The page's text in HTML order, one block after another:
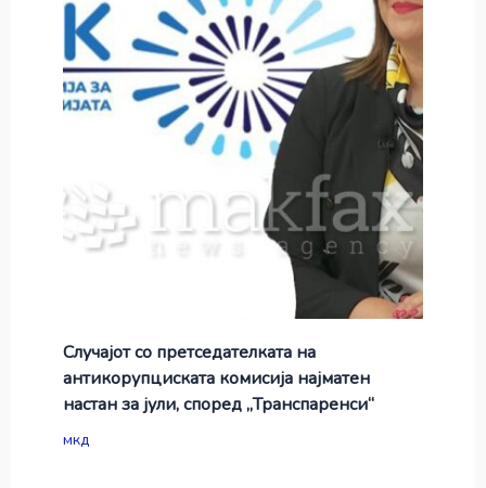
Случајот со претседателката на
антикорупциската комисија најматен
настан за јули, според „Транспаренси“
мкд